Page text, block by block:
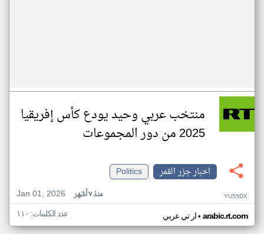
منتخب عربي وحيد يودع كأس إفريقيا
2025 من دور المجموعات
اخبار جزر القمر
Politics
Jan 01, 2026
منذ ٧ أشهر YU55DX
ار تي عربي• arabic.rt.com عدد الكلمات: ١١٠